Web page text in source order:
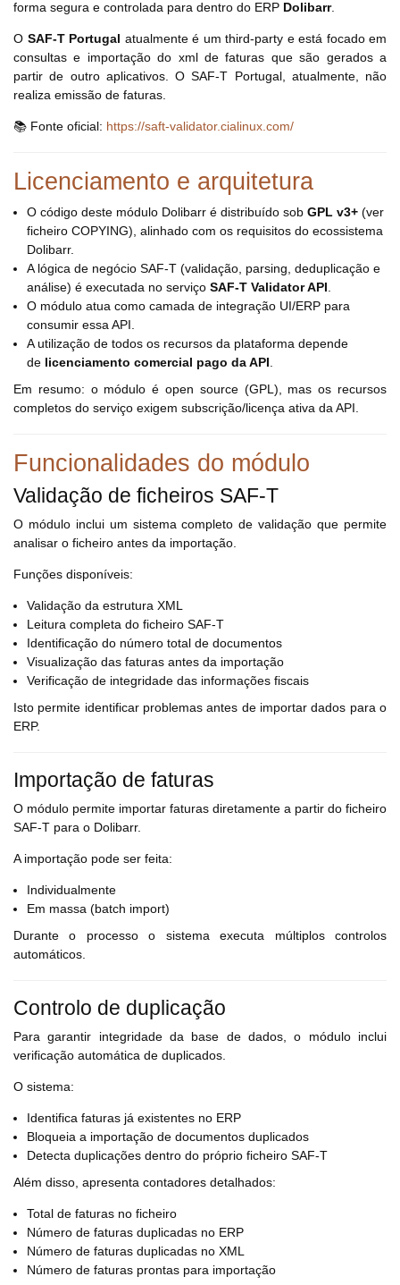
forma segura e controlada para dentro do ERP Dolibarr.
O SAF-T Portugal atualmente é um third-party e está focado em
consultas e importação do xml de faturas que são gerados a
partir de outro aplicativos. O SAF-T Portugal, atualmente, não
realiza emissão de faturas.
📚 Fonte oficial: https://saft-validator.cialinux.com/
Licenciamento e arquitetura
O código deste módulo Dolibarr é distribuído sob GPL v3+ (ver
ficheiro COPYING), alinhado com os requisitos do ecossistema
Dolibarr.
A lógica de negócio SAF-T (validação, parsing, deduplicação e
análise) é executada no serviço SAF-T Validator API.
O módulo atua como camada de integração UI/ERP para
consumir essa API.
A utilização de todos os recursos da plataforma depende
de licenciamento comercial pago da API.
Em resumo: o módulo é open source (GPL), mas os recursos
completos do serviço exigem subscrição/licença ativa da API.
Funcionalidades do módulo
Validação de ficheiros SAF-T
O módulo inclui um sistema completo de validação que permite
analisar o ficheiro antes da importação.
Funções disponíveis:
Validação da estrutura XML
Leitura completa do ficheiro SAF-T
Identificação do número total de documentos
Visualização das faturas antes da importação
Verificação de integridade das informações fiscais
Isto permite identificar problemas antes de importar dados para o
ERP.
Importação de faturas
O módulo permite importar faturas diretamente a partir do ficheiro
SAF-T para o Dolibarr.
A importação pode ser feita:
Individualmente
Em massa (batch import)
Durante o processo o sistema executa múltiplos controlos
automáticos.
Controlo de duplicação
Para garantir integridade da base de dados, o módulo inclui
verificação automática de duplicados.
O sistema:
Identifica faturas já existentes no ERP
Bloqueia a importação de documentos duplicados
Detecta duplicações dentro do próprio ficheiro SAF-T
Além disso, apresenta contadores detalhados:
Total de faturas no ficheiro
Número de faturas duplicadas no ERP
Número de faturas duplicadas no XML
Número de faturas prontas para importação